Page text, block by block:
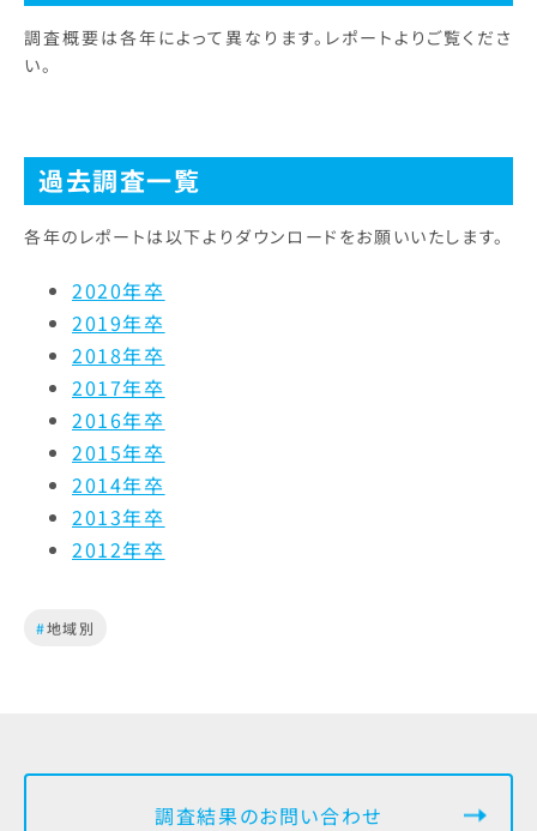
調査概要は各年によって異なります。レポートよりご覧くださ
い。
過去調査一覧
各年のレポートは以下よりダウンロードをお願いいたします。
2020年卒
2019年卒
2018年卒
2017年卒
2016年卒
2015年卒
2014年卒
2013年卒
2012年卒
#地域別
調査結果のお問い合わせ